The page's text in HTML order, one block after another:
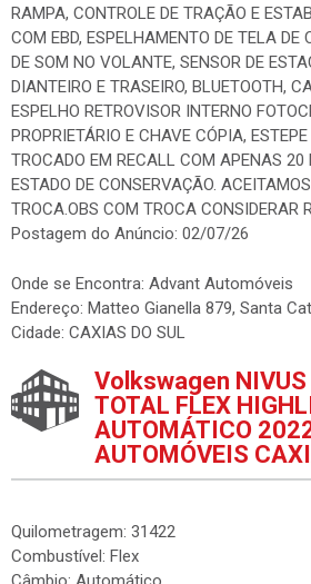
RAMPA, CONTROLE DE TRAÇÃO E
COM EBD, ESPELHAMENTO DE TELA DE
DE SOM NO VOLANTE, SENSOR DE
DIANTEIRO E TRASEIRO, BLUETOOTH,
ESPELHO RETROVISOR INTERNO
PROPRIETÁRIO E CHAVE CÓPIA,
TROCADO EM RECALL COM APENAS 20
ESTADO DE CONSERVAÇÃO.
TROCA.OBS COM TROCA CONSIDERAR
Postagem do Anúncio: 02/07/26
Onde se Encontra: Advant Automóveis
Endereço: Matteo Gianella 879, Santa
Cidade: CAXIAS DO SUL
Volkswagen
TOTAL FLEX
AUTOMÁTICO
AUTOMÓVEIS
Quilometragem: 31422
Combustível: Flex